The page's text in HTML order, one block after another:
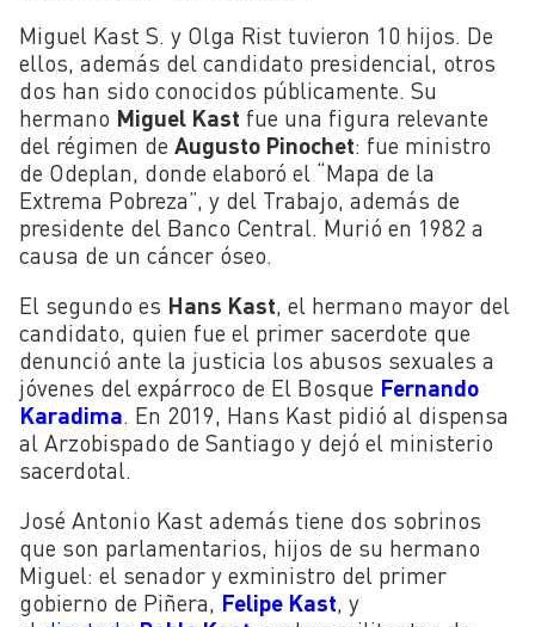
Miguel Kast S. y Olga Rist tuvieron 10 hijos. De
ellos, además del candidato presidencial, otros
dos han sido conocidos públicamente. Su
hermano Miguel Kast fue una figura relevante
del régimen de Augusto Pinochet: fue ministro
de Odeplan, donde elaboró el “Mapa de la
Extrema Pobreza”, y del Trabajo, además de
presidente del Banco Central. Murió en 1982 a
causa de un cáncer óseo.
El segundo es Hans Kast, el hermano mayor del
candidato, quien fue el primer sacerdote que
denunció ante la justicia los abusos sexuales a
jóvenes del expárroco de El Bosque Fernando
Karadima. En 2019, Hans Kast pidió al dispensa
al Arzobispado de Santiago y dejó el ministerio
sacerdotal.
José Antonio Kast además tiene dos sobrinos
que son parlamentarios, hijos de su hermano
Miguel: el senador y exministro del primer
gobierno de Piñera, Felipe Kast, y